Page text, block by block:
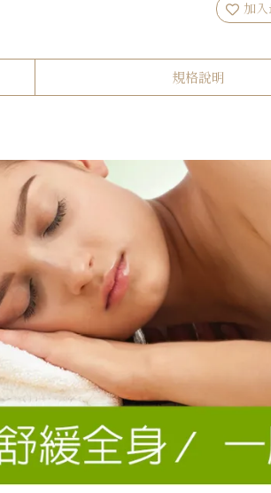
加
規格說明